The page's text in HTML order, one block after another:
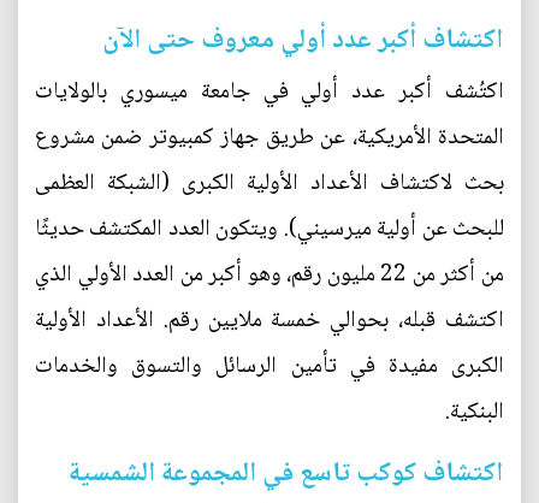
اكتشاف أكبر عدد أولي معروف حتى الآن
اكتُشف أكبر عدد أولي في جامعة ميسوري بالولايات
المتحدة الأمريكية، عن طريق جهاز كمبيوتر ضمن مشروع
بحث لاكتشاف الأعداد الأولية الكبرى (الشبكة العظمى
للبحث عن أولية ميرسيني). ويتكون العدد المكتشف حديثًا
من أكثر من 22 مليون رقم، وهو أكبر من العدد الأولي الذي
اكتشف قبله، بحوالي خمسة ملايين رقم. الأعداد الأولية
الكبرى مفيدة في تأمين الرسائل والتسوق والخدمات
البنكية.
اكتشاف كوكب تاسع في المجموعة الشمسية